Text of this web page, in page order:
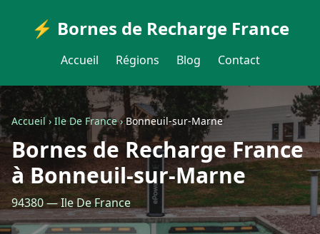
⚡ Bornes de Recharge France
Accueil Régions Blog Contact
Accueil›Ile De France›Bonneuil-sur-Marne
Bornes de Recharge France
à Bonneuil-sur-Marne
94380 — Ile De France